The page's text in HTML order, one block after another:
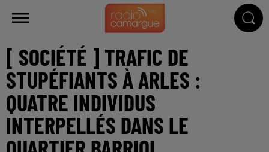
[ SOCIÉTÉ ] TRAFIC DE
STUPÉFIANTS À ARLES :
QUATRE INDIVIDUS
INTERPELLÉS DANS LE